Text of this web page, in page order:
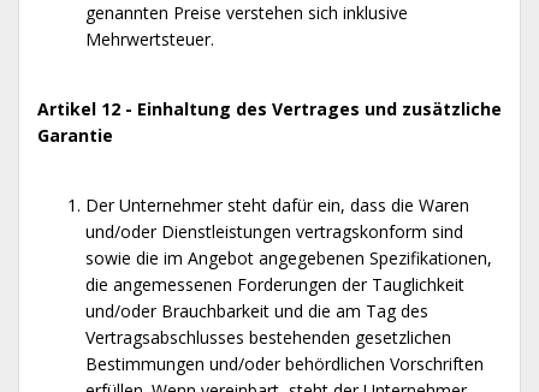
genannten Preise verstehen sich inklusive
Mehrwertsteuer.
Artikel 12 - Einhaltung des Vertrages und zusätzliche
Garantie
Der Unternehmer steht dafür ein, dass die Waren
und/oder Dienstleistungen vertragskonform sind
sowie die im Angebot angegebenen Spezifikationen,
die angemessenen Forderungen der Tauglichkeit
und/oder Brauchbarkeit und die am Tag des
Vertragsabschlusses bestehenden gesetzlichen
Bestimmungen und/oder behördlichen Vorschriften